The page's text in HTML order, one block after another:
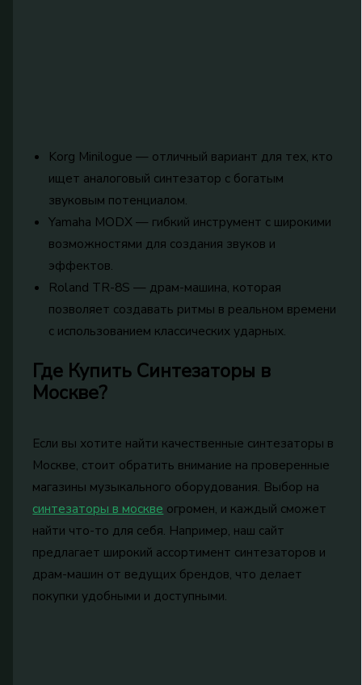
Korg Minilogue — отличный вариант для тех, кто
ищет аналоговый синтезатор с богатым
звуковым потенциалом.
Yamaha MODX — гибкий инструмент с широкими
возможностями для создания звуков и
эффектов.
Roland TR-8S — драм-машина, которая
позволяет создавать ритмы в реальном времени
с использованием классических ударных.
Где Купить Синтезаторы в
Москве?
Если вы хотите найти качественные синтезаторы в
Москве, стоит обратить внимание на проверенные
магазины музыкального оборудования. Выбор на
синтезаторы в москве огромен, и каждый сможет
найти что-то для себя. Например, наш сайт
предлагает широкий ассортимент синтезаторов и
драм-машин от ведущих брендов, что делает
покупки удобными и доступными.